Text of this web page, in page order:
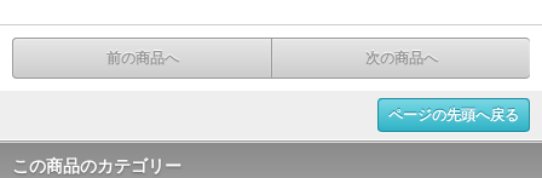
前の商品へ 次の商品へ
ページの先頭へ戻る
この商品のカテゴリー